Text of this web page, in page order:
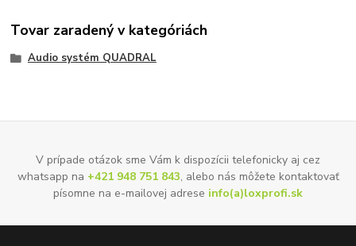
Tovar zaradený v kategóriách
Audio systém QUADRAL
V prípade otázok sme Vám k dispozícii telefonicky aj cez
whatsapp na +421 948 751 843, alebo nás môžete kontaktovať
písomne na e-mailovej adrese info(a)loxprofi.sk